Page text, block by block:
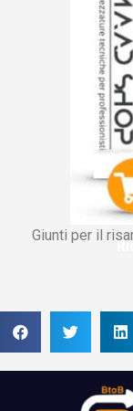
Giunti per il